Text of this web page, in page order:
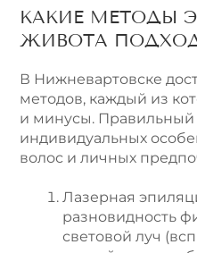
КАКИЕ МЕТОДЫ
ЖИВОТА
В Нижневартовске
методов, каждый из
и минусы. Правильный
индивидуальных
волос и личных
Лазерная
разновидность
световой луч